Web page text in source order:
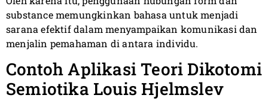
substance memungkinkan bahasa untuk menjadi
sarana efektif dalam menyampaikan komunikasi dan
menjalin pemahaman di antara individu.
Contoh Aplikasi Teori Dikotomi
Semiotika Louis Hjelmslev